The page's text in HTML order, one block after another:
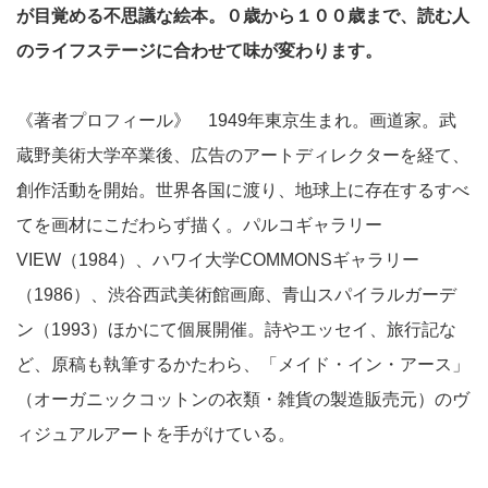
が目覚める不思議な絵本。０歳から１００歳まで、読む人
のライフステージに合わせて味が変わります。
《著者プロフィール》 1949年東京生まれ。画道家。武
蔵野美術大学卒業後、広告のアートディレクターを経て、
創作活動を開始。世界各国に渡り、地球上に存在するすべ
てを画材にこだわらず描く。パルコギャラリー
VIEW（1984）、ハワイ大学COMMONSギャラリー
（1986）、渋谷西武美術館画廊、青山スパイラルガーデ
ン（1993）ほかにて個展開催。詩やエッセイ、旅行記な
ど、原稿も執筆するかたわら、「メイド・イン・アース」
（オーガニックコットンの衣類・雑貨の製造販売元）のヴ
ィジュアルアートを手がけている。